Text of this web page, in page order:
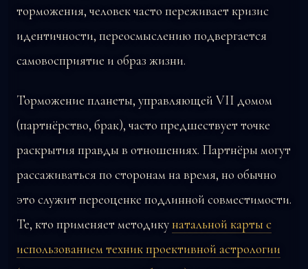
торможения, человек часто переживает кризис
идентичности, переосмыслению подвергается
самовосприятие и образ жизни.
Торможение планеты, управляющей VII домом
(партнёрство, брак), часто предшествует точке
раскрытия правды в отношениях. Партнёры могут
рассаживаться по сторонам на время, но обычно
это служит переоценке подлинной совместимости.
Те, кто применяет методикунатальной карты с
использованием техник проективной астрологии